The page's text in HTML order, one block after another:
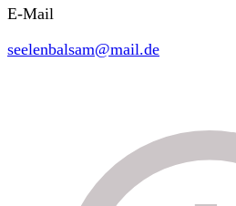
E-Mail
seelenbalsam@mail.de